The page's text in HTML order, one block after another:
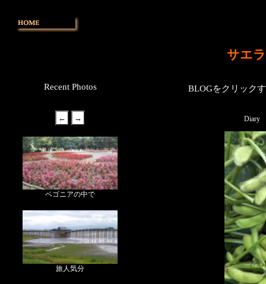
サエ
Recent Photos
ベゴニアの中で
旅人気分
BLOGをクリック
Diary